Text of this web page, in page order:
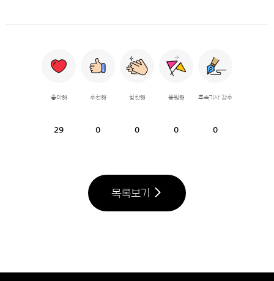
좋아해
29
추천해
0
칭찬해
0
응원해
0
후속기사 강추
0
목록보기